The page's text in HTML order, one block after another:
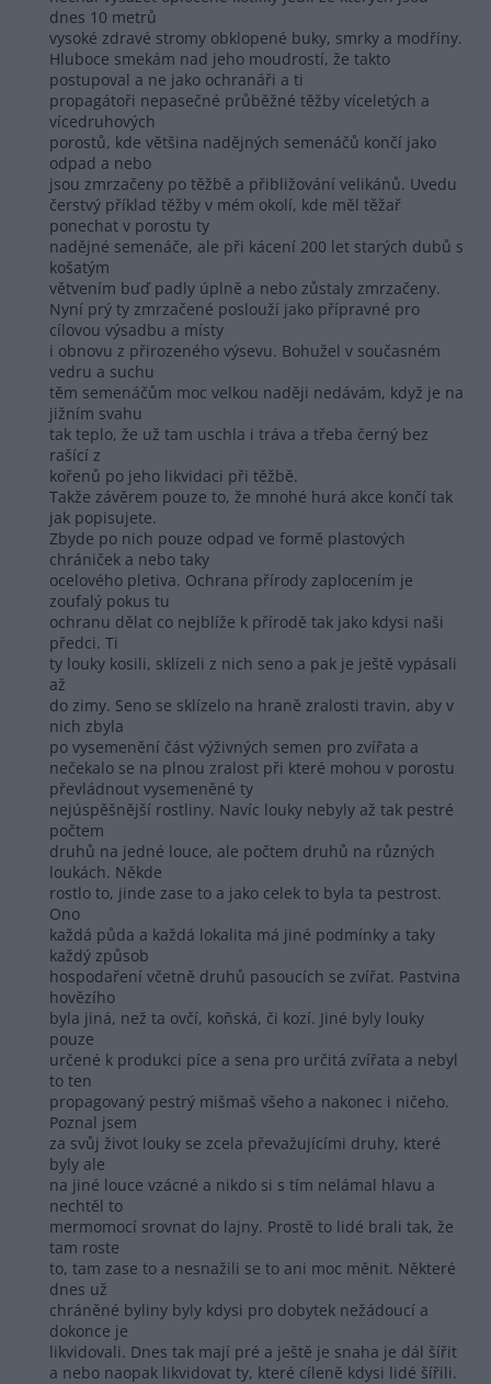
dnes 10 metrů
vysoké zdravé stromy obklopené buky, smrky a modříny.
Hluboce smekám nad jeho moudrostí, že takto
postupoval a ne jako ochranáři a ti
propagátoři nepasečné průběžné těžby víceletých a
vícedruhových
porostů, kde většina nadějných semenáčů končí jako
odpad a nebo
jsou zmrzačeny po těžbě a přibližování velikánů. Uvedu
čerstvý příklad těžby v mém okolí, kde měl těžař
ponechat v porostu ty
nadějné semenáče, ale při kácení 200 let starých dubů s
košatým
větvením buď padly úplně a nebo zůstaly zmrzačeny.
Nyní prý ty zmrzačené poslouží jako přípravné pro
cílovou výsadbu a místy
i obnovu z přirozeného výsevu. Bohužel v současném
vedru a suchu
těm semenáčům moc velkou naději nedávám, když je na
jižním svahu
tak teplo, že už tam uschla i tráva a třeba černý bez
rašící z
kořenů po jeho likvidaci při těžbě.
Takže závěrem pouze to, že mnohé hurá akce končí tak
jak popisujete.
Zbyde po nich pouze odpad ve formě plastových
chrániček a nebo taky
ocelového pletiva. Ochrana přírody zaplocením je
zoufalý pokus tu
ochranu dělat co nejblíže k přírodě tak jako kdysi naši
předci. Ti
ty louky kosili, sklízeli z nich seno a pak je ještě vypásali
až
do zimy. Seno se sklízelo na hraně zralosti travin, aby v
nich zbyla
po vysemenění část výživných semen pro zvířata a
nečekalo se na plnou zralost při které mohou v porostu
převládnout vysemeněné ty
nejúspěšnější rostliny. Navíc louky nebyly až tak pestré
počtem
druhů na jedné louce, ale počtem druhů na různých
loukách. Někde
rostlo to, jinde zase to a jako celek to byla ta pestrost.
Ono
každá půda a každá lokalita má jiné podmínky a taky
každý způsob
hospodaření včetně druhů pasoucích se zvířat. Pastvina
hovězího
byla jiná, než ta ovčí, koňská, či kozí. Jiné byly louky
pouze
určené k produkci píce a sena pro určitá zvířata a nebyl
to ten
propagovaný pestrý mišmaš všeho a nakonec i ničeho.
Poznal jsem
za svůj život louky se zcela převažujícími druhy, které
byly ale
na jiné louce vzácné a nikdo si s tím nelámal hlavu a
nechtěl to
mermomocí srovnat do lajny. Prostě to lidé brali tak, že
tam roste
to, tam zase to a nesnažili se to ani moc měnit. Některé
dnes už
chráněné byliny byly kdysi pro dobytek nežádoucí a
dokonce je
likvidovali. Dnes tak mají pré a ještě je snaha je dál šířit
a nebo naopak likvidovat ty, které cíleně kdysi lidé šířili.